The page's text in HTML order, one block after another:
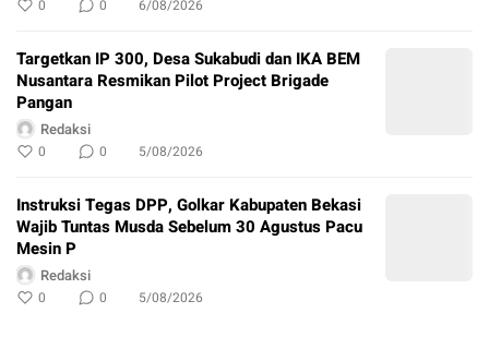
0 0 6/08/2026
Targetkan IP 300, Desa Sukabudi dan IKA BEM
Nusantara Resmikan Pilot Project Brigade
Pangan
Redaksi
0 0 5/08/2026
Instruksi Tegas DPP, Golkar Kabupaten Bekasi
Wajib Tuntas Musda Sebelum 30 Agustus Pacu
Mesin P
Redaksi
0 0 5/08/2026